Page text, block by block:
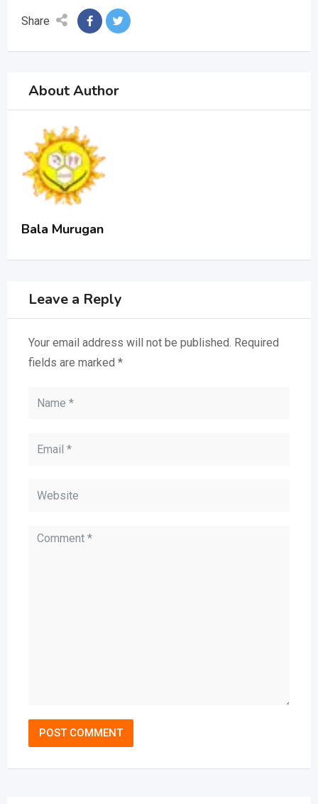
Share
About Author
Bala Murugan
Leave a Reply
Your email address will not be published. Required
fields are marked *